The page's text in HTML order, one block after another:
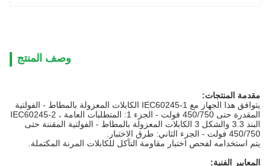
وصف المنتج
مقدمة المنتجات:
يتوافق هذا الجهاز مع IEC60245-1 الكابلات المعزولة بالمطاط - الفولتية
المقدرة حتى 450/750 فولت - الجزء 1: المتطلبات العامة ، IEC60245-2
البند 3.3 والشكل 3 الكابلات المعزولة بالمطاط - الفولتية المقننة حتى
450/750 فولت - الجزء الثاني: طرق الاختبار.
يتم استخدامه لفحص اختبار مقاومة التآكل للكابلات المرنة المكتملة.
المعايير الفنية: